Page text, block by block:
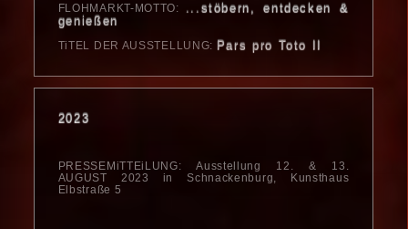
FLOHMARKT-MOTTO: ...stöbern, entdecken &
genießen
TiTEL DER AUSSTELLUNG: Pars pro Toto II
2023
PRESSEMiTTEiLUNG: Ausstellung 12. & 13.
AUGUST 2023 in Schnacken­burg, Kunsthaus
Elbstraße 5